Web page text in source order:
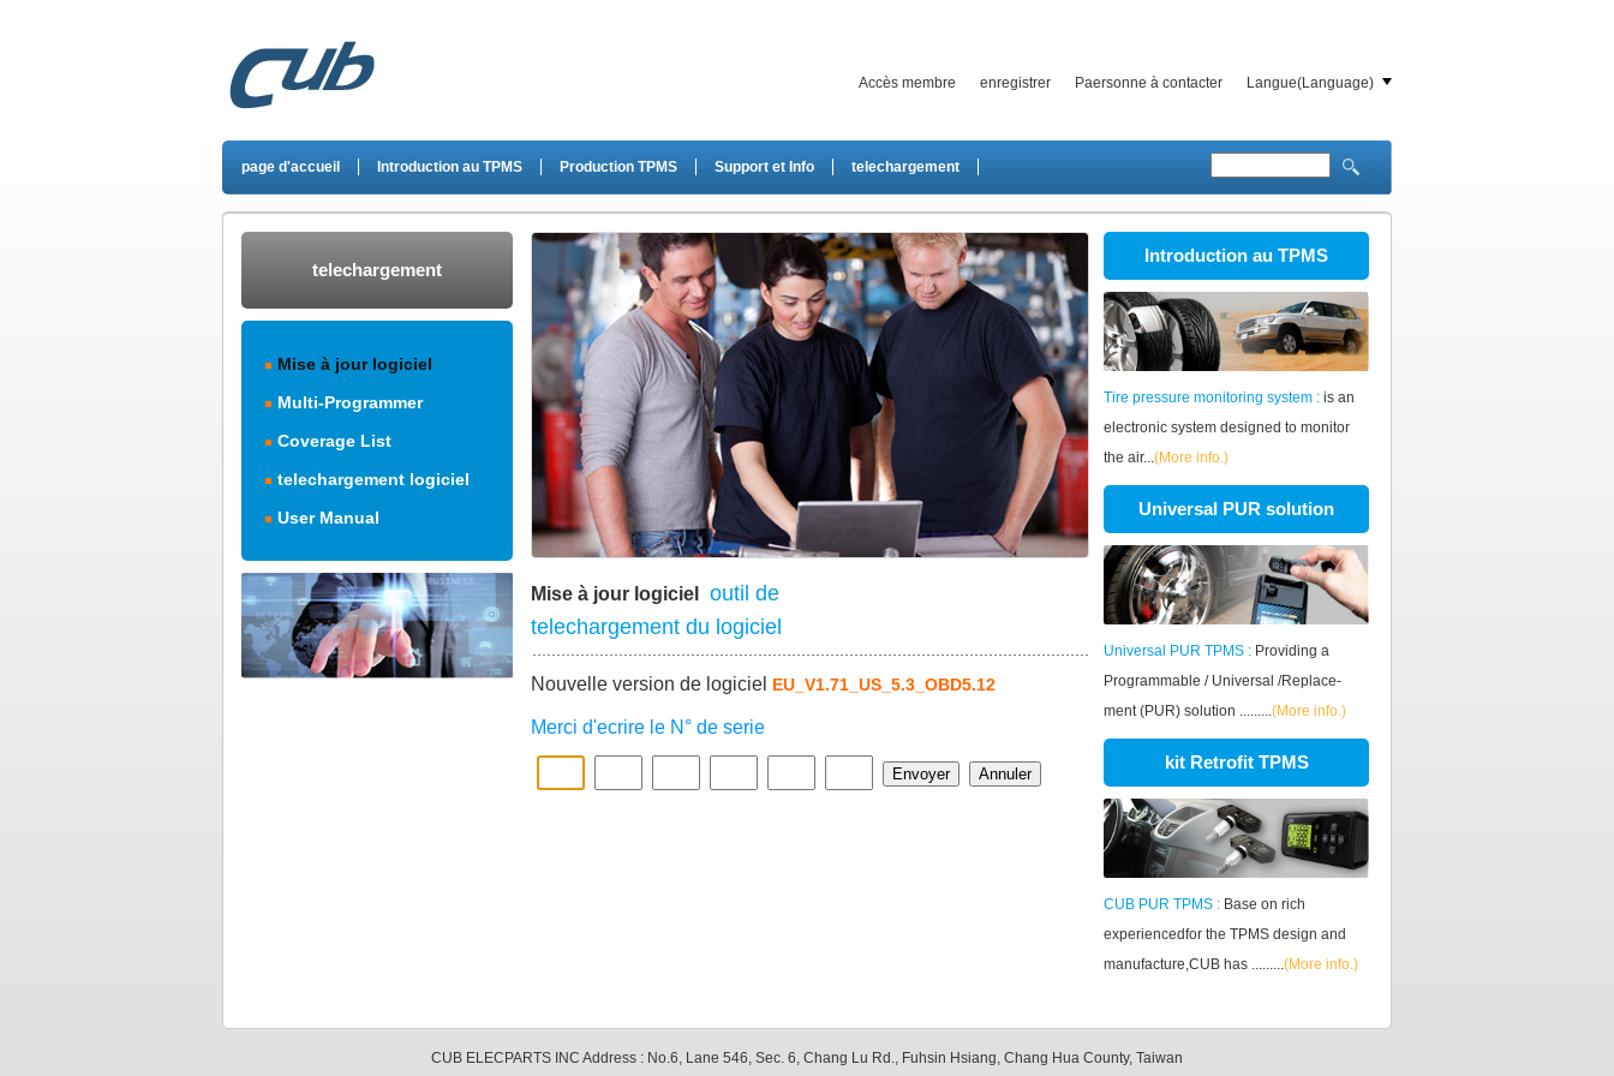
Accès membre enregistrer Paersonne à contacter Langue(Language)
page d'accueil Introduction au TPMS Production TPMS Support et Info telechargement
telechargement
Mise à jour logiciel
Multi-Programmer
Coverage List
telechargement logiciel
User Manual
Introduction au TPMS
Tire pressure monitoring system : is an
electronic system designed to monitor
the air...(More info.)
Universal PUR solution
Universal PUR TPMS : Providing a
Programmable / Universal /Replace-
ment (PUR) solution .........(More info.)
kit Retrofit TPMS
CUB PUR TPMS : Base on rich
experiencedfor the TPMS design and
manufacture,CUB has .........(More info.)
Mise à jour logiciel
outil de
telechargement du logiciel
Nouvelle version de logiciel EU_V1.71_US_5.3_OBD5.12
Merci d'ecrire le N° de serie
Envoyer
CUB ELECPARTS INC Address : No.6, Lane 546, Sec. 6, Chang Lu Rd., Fuhsin Hsiang, Chang Hua County, Taiwan